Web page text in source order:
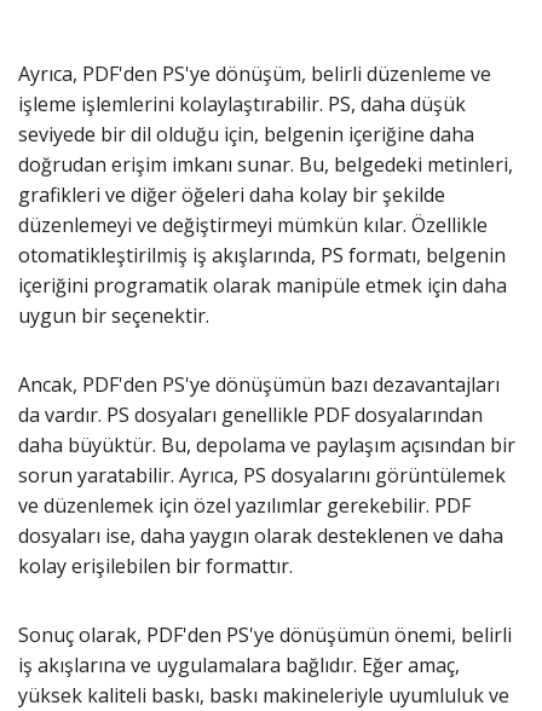
Ayrıca, PDF'den PS'ye dönüşüm, belirli düzenleme ve
işleme işlemlerini kolaylaştırabilir. PS, daha düşük
seviyede bir dil olduğu için, belgenin içeriğine daha
doğrudan erişim imkanı sunar. Bu, belgedeki metinleri,
grafikleri ve diğer öğeleri daha kolay bir şekilde
düzenlemeyi ve değiştirmeyi mümkün kılar. Özellikle
otomatikleştirilmiş iş akışlarında, PS formatı, belgenin
içeriğini programatik olarak manipüle etmek için daha
uygun bir seçenektir.
Ancak, PDF'den PS'ye dönüşümün bazı dezavantajları
da vardır. PS dosyaları genellikle PDF dosyalarından
daha büyüktür. Bu, depolama ve paylaşım açısından bir
sorun yaratabilir. Ayrıca, PS dosyalarını görüntülemek
ve düzenlemek için özel yazılımlar gerekebilir. PDF
dosyaları ise, daha yaygın olarak desteklenen ve daha
kolay erişilebilen bir formattır.
Sonuç olarak, PDF'den PS'ye dönüşümün önemi, belirli
iş akışlarına ve uygulamalara bağlıdır. Eğer amaç,
yüksek kaliteli baskı, baskı makineleriyle uyumluluk ve